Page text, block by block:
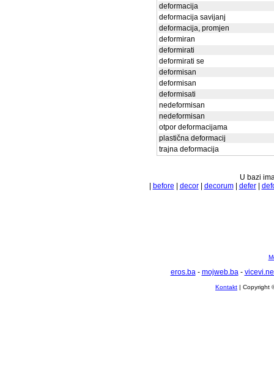
deformacija
deformacija savijanj
deformacija, promjen
deformiran
deformirati
deformirati se
deformisan
deformisan
deformisati
nedeformisan
nedeformisan
otpor deformacijama
plastična deformacij
trajna deformacija
U bazi
before decor| decorum| defer|
eros.ba- mojweb.ba-
Kontakt | Copyright